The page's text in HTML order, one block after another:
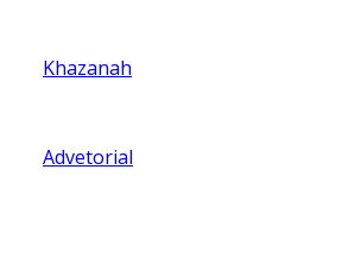
Khazanah
Advetorial